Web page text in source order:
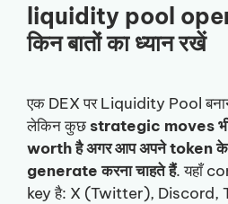
liquidity pool
किन बातों का ध्यान रखें
एक DEX पर Liquidity Pool
लेकिन कुछ strategic moves भी
worth है अगर आप अपने token
generate करना चाहते हैं. यहाँ
key है: X (Twitter), Discord,